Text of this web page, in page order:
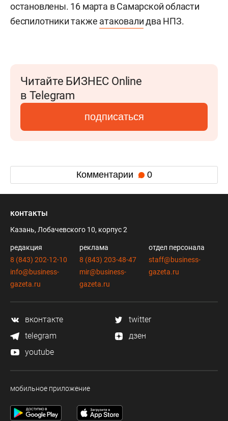
остановлены. 16 марта в Самарской области
беспилотники также атаковалидва НПЗ.
Читайте БИЗНЕС Online
в Telegram
подписаться
Комментарии 0
контакты
Казань, Лобачевского 10, корпус 2
редакция
8 (843) 202-12-10
info@business-
gazeta.ru
реклама
8 (843) 203-48-47
mir@business-
gazeta.ru
отдел персонала
staff@business-
gazeta.ru
вконтакте
twitter
telegram
дзен
youtube
мобильное приложение